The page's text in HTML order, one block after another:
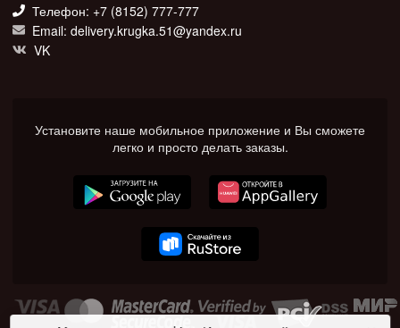
Телефон: +7 (8152) 777-777
Email: delivery.krugka.51@yandex.ru
VK
Установите наше мобильное приложение и Вы сможете
легко и просто делать заказы.